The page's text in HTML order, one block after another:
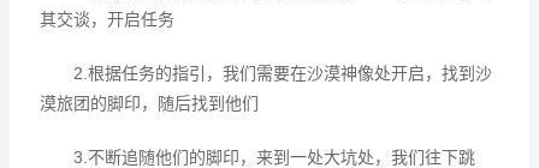
其交谈，开启任务
2.根据任务的指引，我们需要在沙漠神像处开启，找到沙
漠旅团的脚印，随后找到他们
3.不断追随他们的脚印，来到一处大坑处，我们往下跳